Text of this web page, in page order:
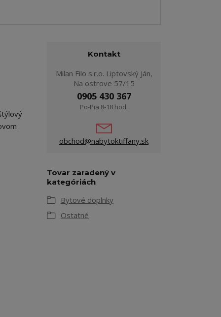
Kontakt
Milan Filo s.r.o. Liptovský Ján,
Na ostrove 57/15
0905 430 367
Po-Pia 8-18 hod.
obchod@nabytoktiffany.sk
Tovar zaradený v
kategóriách
Bytové doplnky
Ostatné